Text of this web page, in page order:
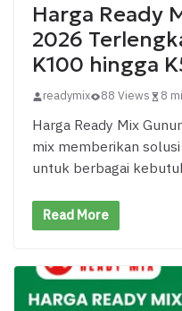
Harga Ready
2026
K100 hingga
readymix 88 Views 8
Harga Ready Mix
mix memberikan
untuk berbagai
Read More